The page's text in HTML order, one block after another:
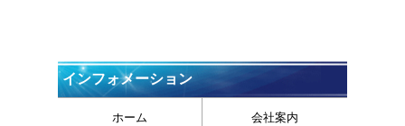
インフォメーション
ホーム 会社案内